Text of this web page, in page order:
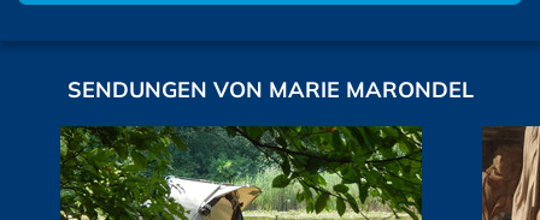
SENDUNGEN VON MARIE MARONDEL